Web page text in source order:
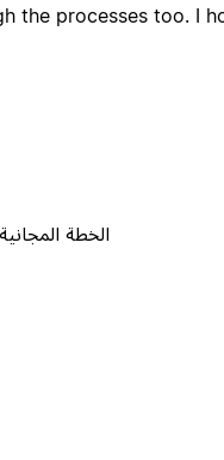
the processes too. I
الخطة المجانية